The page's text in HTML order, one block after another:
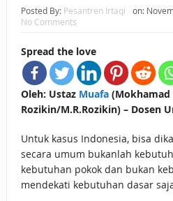
Posted By: Pesantren Irtaqi on:
No Comments
Spread the love
Oleh: Ustaz Muafa(Mokhamad
Rozikin/M.R.Rozikin) – Dosen
Untuk kasus Indonesia, bisa
secara umum bukanlah
kebutuhan pokok dan bukan
mendekati kebutuhan dasar